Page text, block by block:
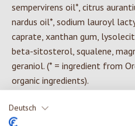
Deutsch
sempervirens oil*, citrus
nardus oil*, sodium lauroyl
caprate, xanthan gum,
beta-sitosterol, squalene,
geraniol. (* = ingredient from
organic ingredients).